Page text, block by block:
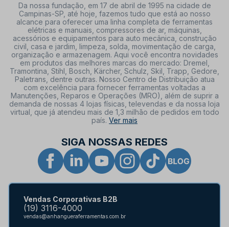
Da nossa fundação, em 17 de abril de 1995 na cidade de
Campinas-SP, até hoje, fazemos tudo que está ao nosso
alcance para oferecer uma linha completa de ferramentas
elétricas e manuais, compressores de ar, máquinas,
acessórios e equipamentos para auto mecânica, construção
civil, casa e jardim, limpeza, solda, movimentação de carga,
organização e armazenagem. Aqui você encontra novidades
em produtos das melhores marcas do mercado: Dremel,
Tramontina, Stihl, Bosch, Kärcher, Schulz, Skil, Trapp, Gedore,
Paletrans, dentre outras. Nosso Centro de Distribuição atua
com excelência para fornecer ferramentas voltadas a
Manutenções, Reparos e Operações (MRO), além de suprir a
demanda de nossas 4 lojas físicas, televendas e da nossa loja
virtual, que já atendeu mais de 1,3 milhão de pedidos em todo
país. Ver mais
SIGA NOSSAS REDES
Vendas Corporativas B2B
(19) 3116-4000
vendas@anhangueraferramentas.com.br